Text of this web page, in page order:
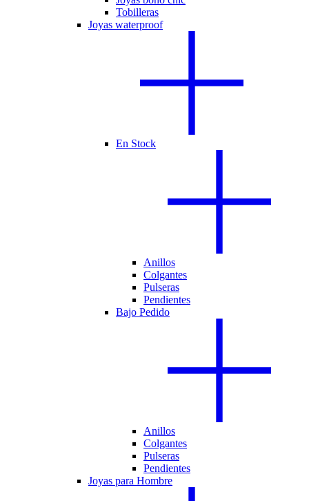
Tobilleras
Joyas waterproof
En Stock
Anillos
Colgantes
Pulseras
Pendientes
Bajo Pedido
Anillos
Colgantes
Pulseras
Pendientes
Joyas para Hombre